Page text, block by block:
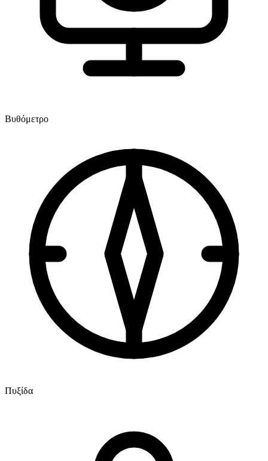
Βυθόμετρο
Πυξίδα